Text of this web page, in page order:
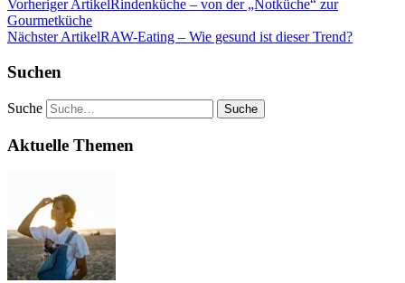
Vorheriger ArtikelRindenküche – von der „Notküche“ zur
Gourmetküche
Nächster ArtikelRAW-Eating – Wie gesund ist dieser Trend?
Suchen
Suche
Aktuelle Themen